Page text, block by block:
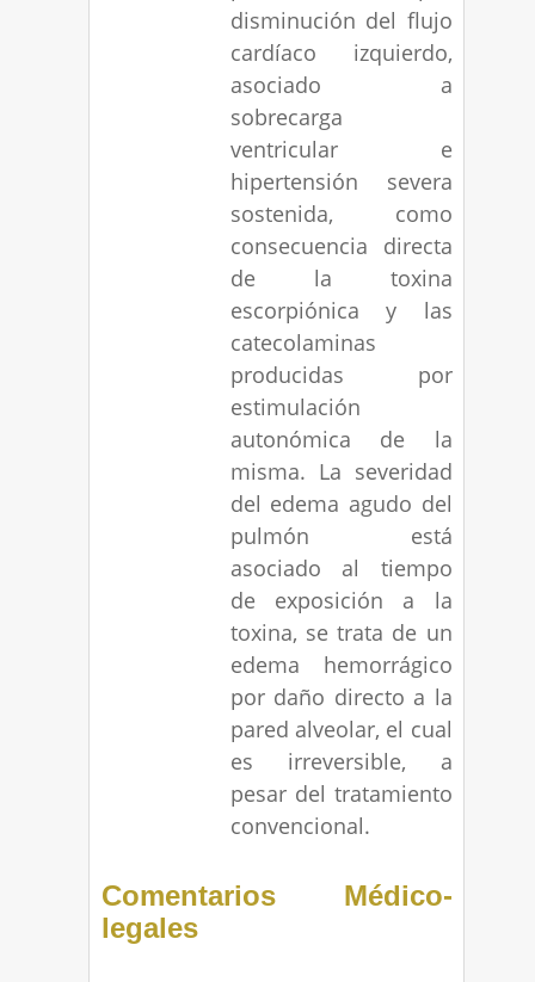
disminución del flujo
cardíaco izquierdo,
asociado a
sobrecarga
ventricular e
hipertensión severa
sostenida, como
consecuencia directa
de la toxina
escorpiónica y las
catecolaminas
producidas por
estimulación
autonómica de la
misma. La severidad
del edema agudo del
pulmón está
asociado al tiempo
de exposición a la
toxina, se trata de un
edema hemorrágico
por daño directo a la
pared alveolar, el cual
es irreversible, a
pesar del tratamiento
convencional.
Comentarios Médico-
legales